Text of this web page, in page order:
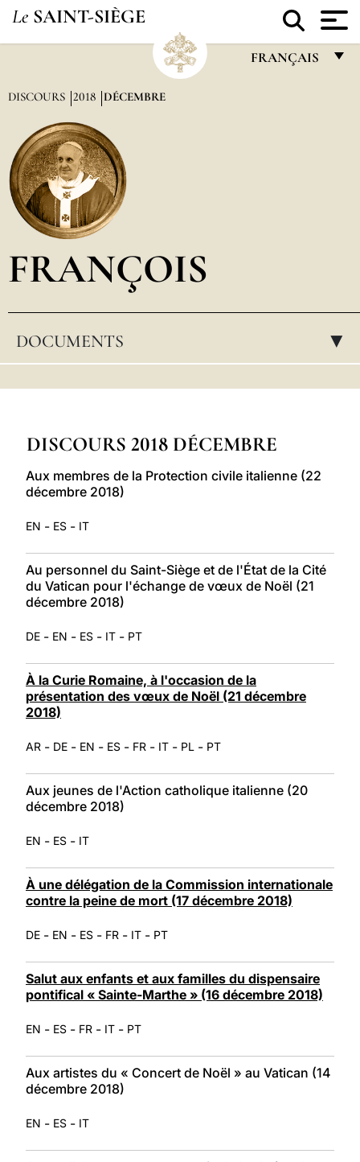
Le SAINT-SIÈGE
FRANÇAIS
العربيّة
DISCOURS 2018 DÉCEMBRE
FRANÇOIS
DOCUMENTS ▸
DISCOURS 2018 DÉCEMBRE
Aux membres de la Protection civile italienne (22
décembre 2018)
EN - ES - IT
Au personnel du Saint-Siège et de l'État de la Cité
du Vatican pour l'échange de vœux de Noël (21
décembre 2018)
DE - EN - ES - IT - PT
À la Curie Romaine, à l'occasion de la
présentation des vœux de Noël (21 décembre
2018)
AR - DE - EN - ES - FR - IT - PL - PT
Aux jeunes de l'Action catholique italienne (20
décembre 2018)
EN - ES - IT
À une délégation de la Commission internationale
contre la peine de mort (17 décembre 2018)
DE - EN - ES - FR - IT - PT
Salut aux enfants et aux familles du dispensaire
pontifical « Sainte-Marthe » (16 décembre 2018)
EN - ES - FR - IT - PT
Aux artistes du « Concert de Noël » au Vatican (14
décembre 2018)
EN - ES - IT